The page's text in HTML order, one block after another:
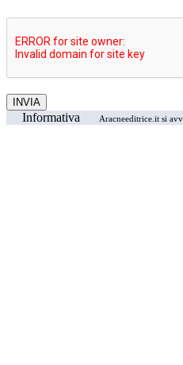
Informativa Aracneeditrice.it si